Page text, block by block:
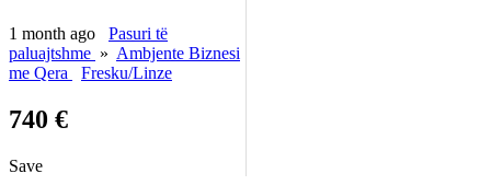
1 month ago
Pasuri të
paluajtshme » Ambjente Biznesi
me Qera
Fresku/Linze
740 €
Save